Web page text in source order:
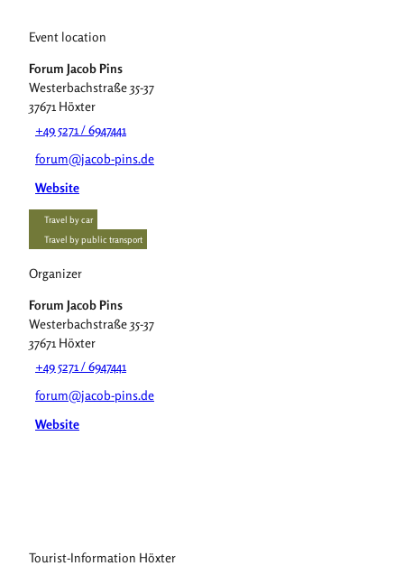
Event location
Forum Jacob Pins
Westerbachstraße 35-37
37671 Höxter
+49 5271 / 6947441
forum@jacob-pins.de
Website
Travel by car
Travel by public transport
Organizer
Forum Jacob Pins
Westerbachstraße 35-37
37671 Höxter
+49 5271 / 6947441
forum@jacob-pins.de
Website
Tourist-Information Höxter